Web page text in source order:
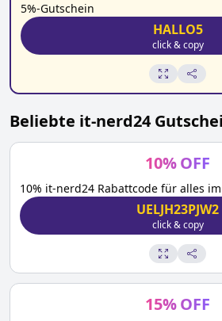
5%-Gutschein
HALLO5
click & copy
Beliebte it-nerd24
10%OFF
10% it-nerd24 Rabattcode für alles
UELJH23PJW2
click & copy
15%OFF